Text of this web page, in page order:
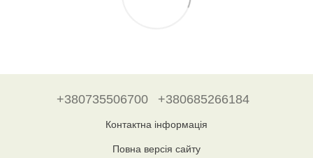
+380735506700 +380685266184
Контактна інформація
Повна версія сайту